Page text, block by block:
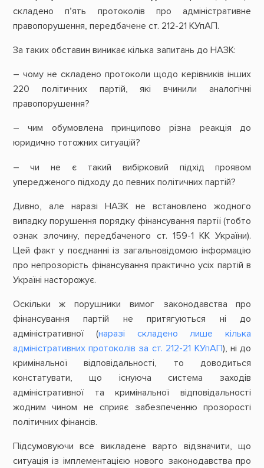
складено п’ять протоколів про адміністративне
правопорушення, передбачене ст. 212-21 КУпАП.
За таких обставин виникає кілька запитань до НАЗК:
– чому не складено протоколи щодо керівників інших
220 політичних партій, які вчинили аналогічні
правопорушення?
– чим обумовлена принципово різна реакція до
юридично тотожних ситуацій?
– чи не є такий вибірковий підхід проявом
упередженого підходу до певних політичних партій?
Дивно, але наразі НАЗК не встановлено жодного
випадку порушення порядку фінансування партії (тобто
ознак злочину, передбаченого ст. 159-1 КК України).
Цей факт у поєднанні із загальновідомою інформацію
про непрозорість фінансування практично усіх партій в
Україні насторожує.
Оскільки ж порушники вимог законодавства про
фінансування партій не притягуються ні до
адміністративної (наразі складено лише кілька
адміністративних протоколів за ст. 212-21 КУпАП), ні до
кримінальної відповідальності, то доводиться
констатувати, що існуюча система заходів
адміністративної та кримінальної відповідальності
жодним чином не сприяє забезпеченню прозорості
політичних фінансів.
Підсумовуючи все викладене варто відзначити, що
ситуація із імплементацією нового законодавства про